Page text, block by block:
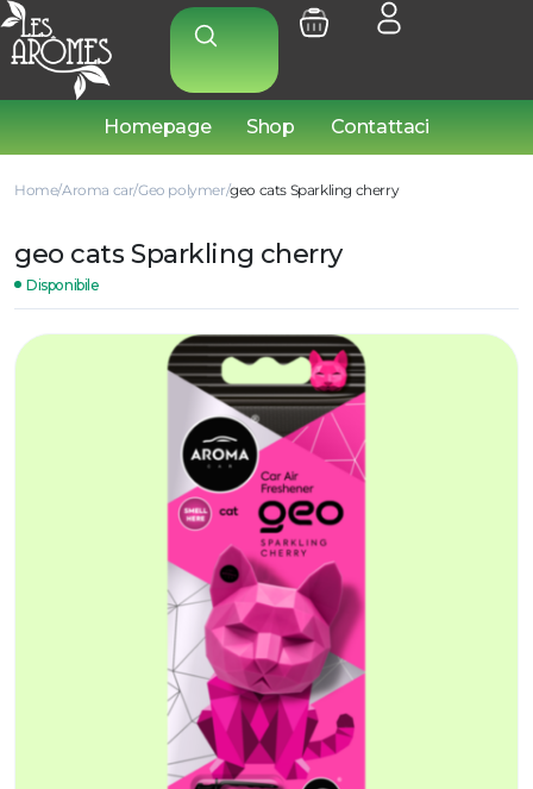
Homepage Shop Contattaci
Home Aroma car Geo polymer geo cats Sparkling cherry
geo cats Sparkling cherry
Disponibile